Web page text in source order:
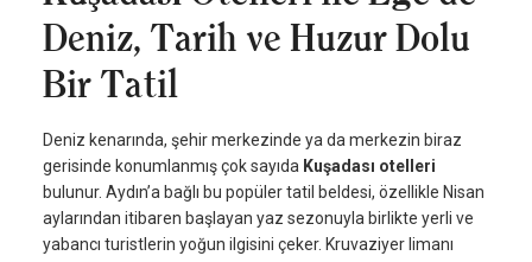
Deniz, Tarih ve Huzur Dolu
Bir Tatil
Deniz kenarında, şehir merkezinde ya da merkezin biraz
gerisinde konumlanmış çok sayıda Kuşadası otelleri
bulunur. Aydın’a bağlı bu popüler tatil beldesi, özellikle Nisan
aylarından itibaren başlayan yaz sezonuyla birlikte yerli ve
yabancı turistlerin yoğun ilgisini çeker. Kruvaziyer limanı